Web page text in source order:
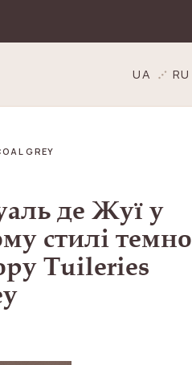
UA RU
GREY
де Жуї у
стилі темно
Tuileries